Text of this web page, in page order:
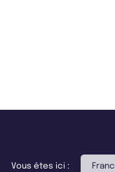
Vous êtes ici :